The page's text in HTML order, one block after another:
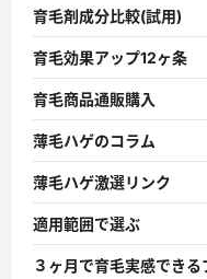
育毛剤成分比較(試用)
育毛効果アップ12ヶ条
育毛商品通販購入
薄毛ハゲのコラム
薄毛ハゲ激選リンク
適用範囲で選ぶ
３ヶ月で育毛実感でき